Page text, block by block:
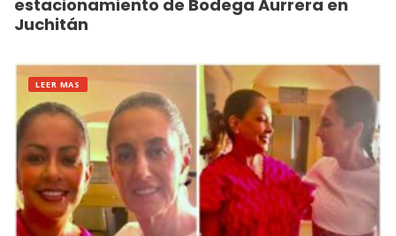
estacionamiento de Bodega Aurrera en
Juchitán
LEER MAS